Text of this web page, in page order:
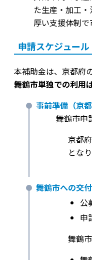
た生産・加工
厚い支援体制で
申請スケジュール
本補助金は、京都府
舞鶴市単独での利用
事前準備（京
舞鶴市申
京都
とな
舞鶴市への交
公
申
舞鶴